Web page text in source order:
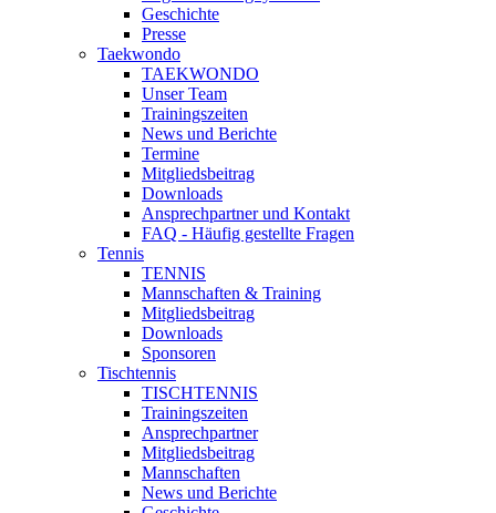
Geschichte
Presse
Taekwondo
TAEKWONDO
Unser Team
Trainingszeiten
News und Berichte
Termine
Mitgliedsbeitrag
Downloads
Ansprechpartner und Kontakt
FAQ - Häufig gestellte Fragen
Tennis
TENNIS
Mannschaften & Training
Mitgliedsbeitrag
Downloads
Sponsoren
Tischtennis
TISCHTENNIS
Trainingszeiten
Ansprechpartner
Mitgliedsbeitrag
Mannschaften
News und Berichte